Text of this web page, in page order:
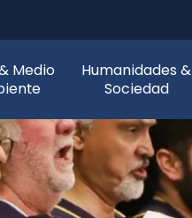
Medio
Humanidades &
Sociedad